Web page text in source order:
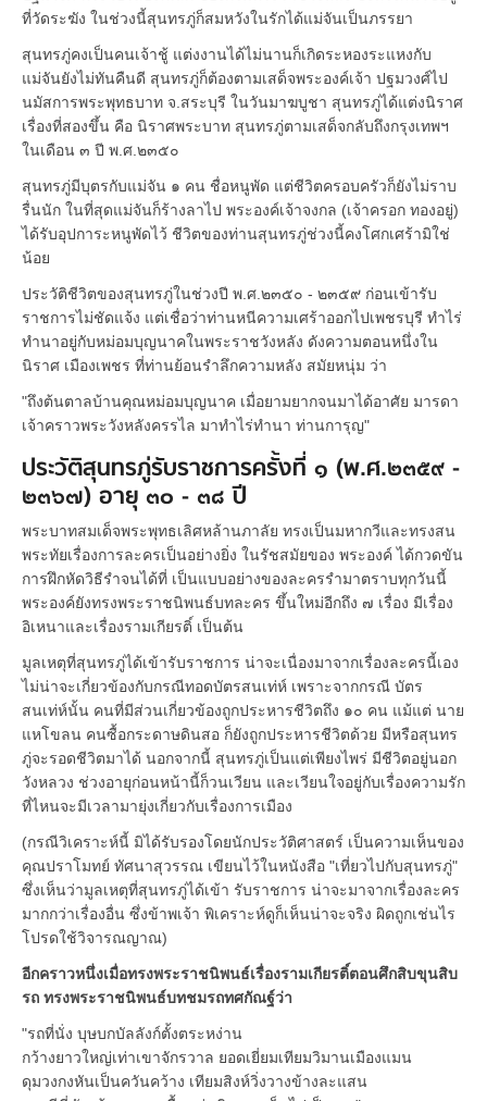
ที่วัดระฆัง ในช่วงนี้สุนทรภู่ก็สมหวังในรักได้แม่จันเป็นภรรยา
สุนทรภู่คงเป็นคนเจ้าชู้ แต่งงานได้ไม่นานก็เกิดระหองระแหงกับ
แม่จันยังไม่ทันคืนดี สุนทรภู่ก็ต้องตามเสด็จพระองค์เจ้า ปฐมวงศ์ไป
นมัสการพระพุทธบาท จ.สระบุรี ในวันมาฆบูชา สุนทรภู่ได้แต่งนิราศ
เรื่องที่สองขึ้น คือ นิราศพระบาท สุนทรภู่ตามเสด็จกลับถึงกรุงเทพฯ
ในเดือน ๓ ปี พ.ศ.๒๓๕๐
สุนทรภู่มีบุตรกับแม่จัน ๑ คน ชื่อหนูพัด แต่ชีวิตครอบครัวก็ยังไม่ราบ
รื่นนัก ในที่สุดแม่จันก็ร้างลาไป พระองค์เจ้าจงกล (เจ้าครอก ทองอยู่)
ได้รับอุปการะหนูพัดไว้ ชีวิตของท่านสุนทรภู่ช่วงนี้คงโศกเศร้ามิใช่
น้อย
ประวัติชีวิตของสุนทรภู่ในช่วงปี พ.ศ.๒๓๕๐ - ๒๓๕๙ ก่อนเข้ารับ
ราชการไม่ชัดแจ้ง แต่เชื่อว่าท่านหนีความเศร้าออกไปเพชรบุรี ทำไร่
ทำนาอยู่กับหม่อมบุญนาคในพระราชวังหลัง ดังความตอนหนึ่งใน
นิราศ เมืองเพชร ที่ท่านย้อนรำลึกความหลัง สมัยหนุ่ม ว่า
"ถึงต้นตาลบ้านคุณหม่อมบุญนาค เมื่อยามยากจนมาได้อาศัย มารดา
เจ้าคราวพระวังหลังครรไล มาทำไร่ทำนา ท่านการุญ"
ประวัติสุนทรภู่รับราชการครั้งที่ ๑ (พ.ศ.๒๓๕๙ -
๒๓๖๗) อายุ ๓๐ - ๓๘ ปี
พระบาทสมเด็จพระพุทธเลิศหล้านภาลัย ทรงเป็นมหากวีและทรงสน
พระทัยเรื่องการละครเป็นอย่างยิ่ง ในรัชสมัยของ พระองค์ ได้กวดขัน
การฝึกหัดวิธีรำจนได้ที่ เป็นแบบอย่างของละครรำมาตราบทุกวันนี้
พระองค์ยังทรงพระราชนิพนธ์บทละคร ขึ้นใหม่อีกถึง ๗ เรื่อง มีเรื่อง
อิเหนาและเรื่องรามเกียรติ์ เป็นต้น
มูลเหตุที่สุนทรภู่ได้เข้ารับราชการ น่าจะเนื่องมาจากเรื่องละครนี้เอง
ไม่น่าจะเกี่ยวข้องกับกรณีทอดบัตรสนเท่ห์ เพราะจากกรณี บัตร
สนเท่ห์นั้น คนที่มีส่วนเกี่ยวข้องถูกประหารชีวิตถึง ๑๐ คน แม้แต่ นาย
แหโขลน คนซื้อกระดาษดินสอ ก็ยังถูกประหารชีวิตด้วย มีหรือสุนทร
ภู่จะรอดชีวิตมาได้ นอกจากนี้ สุนทรภู่เป็นแต่เพียงไพร่ มีชีวิตอยู่นอก
วังหลวง ช่วงอายุก่อนหน้านี้ก็วนเวียน และเวียนใจอยู่กับเรื่องความรัก
ที่ไหนจะมีเวลามายุ่งเกี่ยวกับเรื่องการเมือง
(กรณีวิเคราะห์นี้ มิได้รับรองโดยนักประวัติศาสตร์ เป็นความเห็นของ
คุณปราโมทย์ ทัศนาสุวรรณ เขียนไว้ในหนังสือ "เที่ยวไปกับสุนทรภู่"
ซึ่งเห็นว่ามูลเหตุที่สุนทรภู่ได้เข้า รับราชการ น่าจะมาจากเรื่องละคร
มากกว่าเรื่องอื่น ซึ่งข้าพเจ้า พิเคราะห์ดูก็เห็นน่าจะจริง ผิดถูกเช่นไร
โปรดใช้วิจารณญาณ)
อีกคราวหนึ่งเมื่อทรงพระราชนิพนธ์เรื่องรามเกียรติ์ตอนศึกสิบขุนสิบ
รถ ทรงพระราชนิพนธ์บทชมรถทศกัณฐ์ว่า
"รถที่นั่ง บุษบกบัลลังก์ตั้งตระหง่าน
กว้างยาวใหญ่เท่าเขาจักรวาล ยอดเยี่ยมเทียมวิมานเมืองแมน
ดุมวงกงหันเป็นควันคว้าง เทียมสิงห์วิ่งวางข้างละแสน